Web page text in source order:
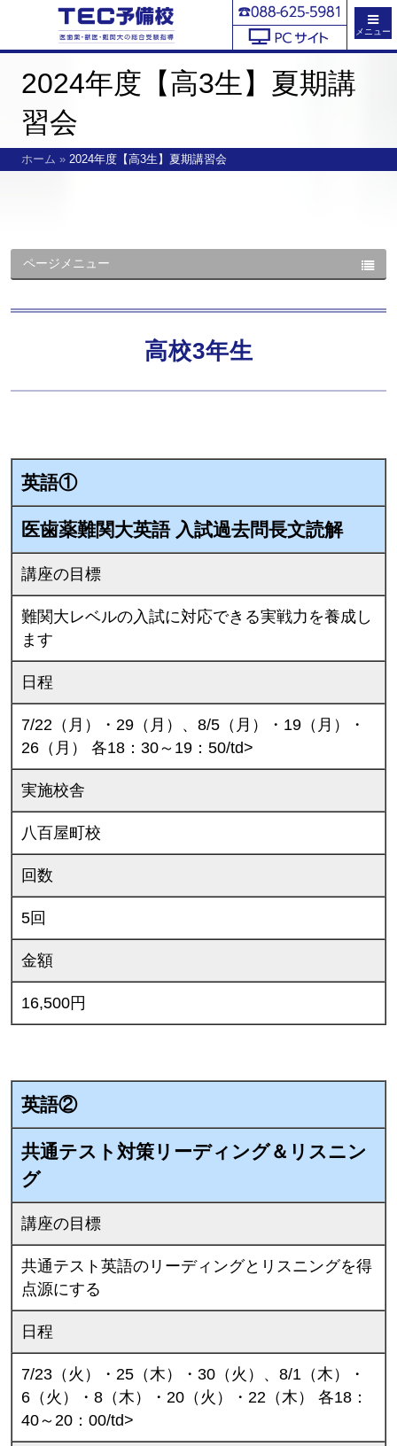
メニュー
2024年度【高3生】夏期講
習会
ホーム » 2024年度【高3生】夏期講習会
ページメニュー
高校3年生
英語①
医歯薬難関大英語 入試過去問長文読解
講座の目標
難関大レベルの入試に対応できる実戦力を養成し
ます
日程
7/22（月）・29（月）、8/5（月）・19（月）・
26（月） 各18：30～19：50/td>
実施校舎
八百屋町校
回数
5回
金額
16,500円
英語②
共通テスト対策リーディング＆リスニン
グ
講座の目標
共通テスト英語のリーディングとリスニングを得
点源にする
日程
7/23（火）・25（木）・30（火）、8/1（木）・
6（火）・8（木）・20（火）・22（木） 各18：
40～20：00/td>